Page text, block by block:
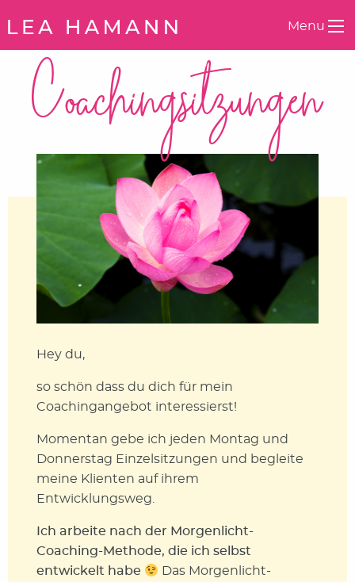
Menu
Coachingsitzungen
Hey du,
so schön dass du dich für mein
Coachingangebot interessierst!
Momentan gebe ich jeden Montag und
Donnerstag Einzelsitzungen und begleite
meine Klienten auf ihrem
Entwicklungsweg.
Ich arbeite nach der Morgenlicht-
Coaching-Methode, die ich selbst
entwickelt habe
Das Morgenlicht-